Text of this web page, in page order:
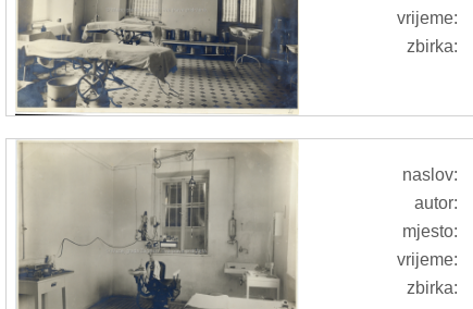
vrijeme:
zbirka:
naslov:
autor:
mjesto:
vrijeme:
zbirka: